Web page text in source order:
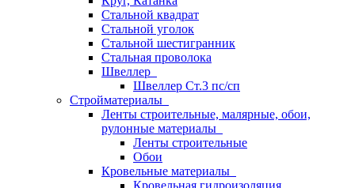
Стальной квадрат
Стальной уголок
Стальной шестигранник
Стальная проволока
Швеллер
Швеллер Ст.3 пс/сп
Стройматериалы
Ленты строительные, малярные, обои,
рулонные материалы
Ленты строительные
Обои
Кровельные материалы
Кровельная гидроизоляция